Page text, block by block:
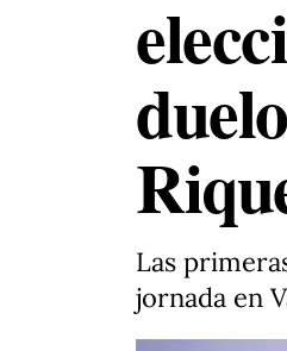
Las
jornada en